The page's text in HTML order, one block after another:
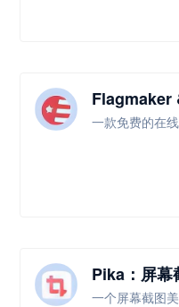
Flagmaker
一款免费的在
Pika：屏幕
一个屏幕截图